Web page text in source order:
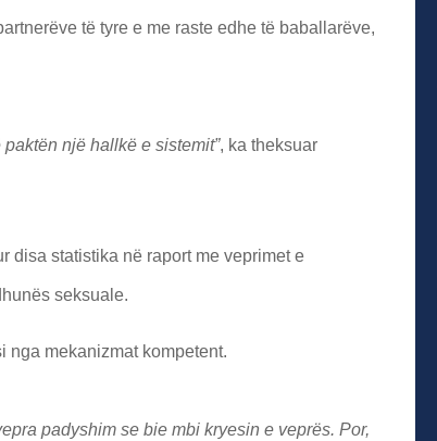
të tyre e me raste edhe të baballarëve,
një hallkë e sistemit”, ka theksuar
disa statistika në raport me veprimet e
seksuale.
nga mekanizmat kompetent.
padyshim se bie mbi kryesin e veprës. Por,